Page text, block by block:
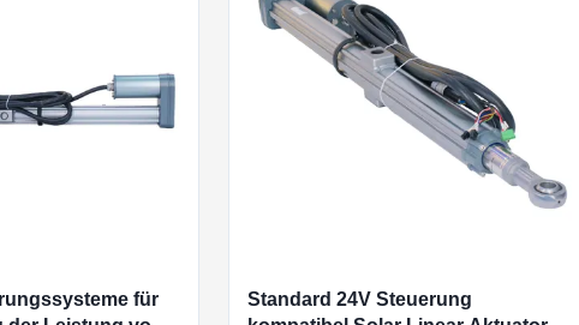
für
Standard 24V Steuerung